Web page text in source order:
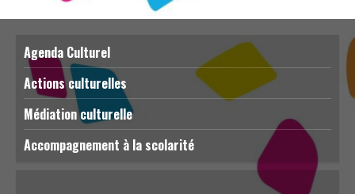
Agenda Culturel
Actions culturelles
Médiation culturelle
Accompagnement à la scolarité